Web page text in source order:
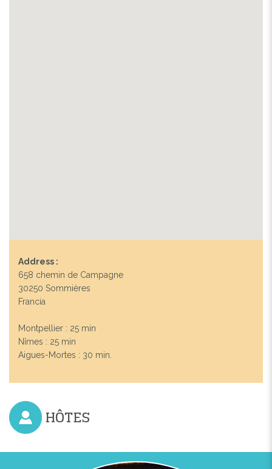
Previous
Address :
658 chemin de Campagne
30250 Sommières
Francia
Montpellier : 25 min
Nîmes : 25 min
Aigues-Mortes : 30 min.
HÔTES